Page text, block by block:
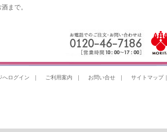
まで。
へログイン ｜ ご利用案内 ｜ お問い合せ ｜ サイトマップ｜